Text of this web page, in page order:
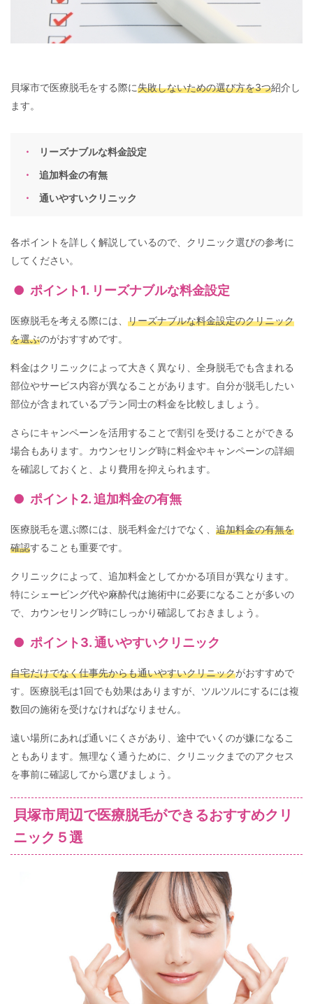
貝塚市で医療脱毛をする際に失敗しないための選び方を3つ紹介し
ます。
リーズナブルな料金設定
追加料金の有無
通いやすいクリニック
各ポイントを詳しく解説しているので、クリニック選びの参考に
してください。
ポイント1. リーズナブルな料金設定
医療脱毛を考える際には、 リーズナブルな料金設定のクリニック
を選ぶのがおすすめです。
料金はクリニックによって大きく異なり、全身脱毛でも含まれる
部位やサービス内容が異なることがあります。自分が脱毛したい
部位が含まれているプラン同士の料金を比較しましょう。
さらにキャンペーンを活用することで割引を受けることができる
場合もあります。カウンセリング時に料金やキャンペーンの詳細
を確認しておくと、より費用を抑えられます。
ポイント2. 追加料金の有無
医療脱毛を選ぶ際には、脱毛料金だけでなく、 追加料金の有無を
確認することも重要です。
クリニックによって、追加料金としてかかる項目が異なります。
特にシェービング代や麻酔代は施術中に必要になることが多いの
で、カウンセリング時にしっかり確認しておきましょう。
ポイント3. 通いやすいクリニック
自宅だけでなく仕事先からも通いやすいクリニックがおすすめで
す。医療脱毛は1回でも効果はありますが、ツルツルにするには複
数回の施術を受けなければなりません。
遠い場所にあれば通いにくさがあり、途中でいくのが嫌になるこ
ともあります。無理なく通うために、クリニックまでのアクセス
を事前に確認してから選びましょう。
貝塚市周辺で医療脱毛ができるおすすめクリ
ニック５選